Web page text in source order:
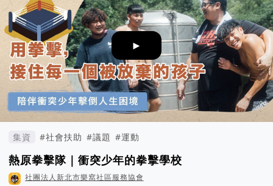
►
集資 #社會扶助 #議題 #運動
熱原拳擊隊｜衝突少年的拳擊學校
社團法人新北市樂窩社區服務協會